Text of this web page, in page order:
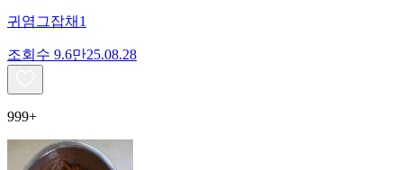
귀염그잡채1
조회수 9.6만25.08.28
999+